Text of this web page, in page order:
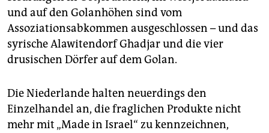
und auf den Golanhöhen sind vom
Assoziationsabkommen ausgeschlossen – und das
syrische Alawitendorf Ghadjar und die vier
drusischen Dörfer auf dem Golan.
Die Niederlande halten neuerdings den
Einzelhandel an, die fraglichen Produkte nicht
mehr mit „Made in Israel“ zu kennzeichnen,